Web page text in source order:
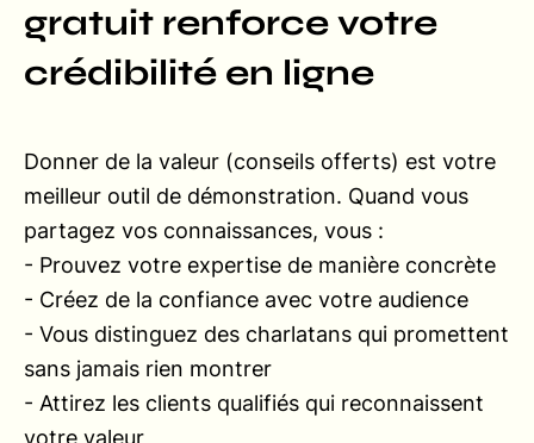
gratuit renforce votre
crédibilité en ligne
Donner de la valeur (conseils offerts) est votre
meilleur outil de démonstration. Quand vous
partagez vos connaissances, vous :
- Prouvez votre expertise de manière concrète
- Créez de la confiance avec votre audience
- Vous distinguez des charlatans qui promettent
sans jamais rien montrer
- Attirez les clients qualifiés qui reconnaissent
votre valeur